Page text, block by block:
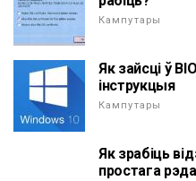
Кампутары
Як зайсці ў
інструкцыя
Кампутары
Як зрабіць
простага